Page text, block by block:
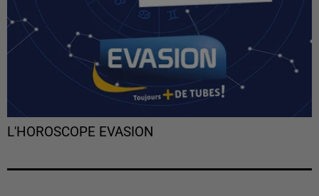
L'HOROSCOPE EVASION